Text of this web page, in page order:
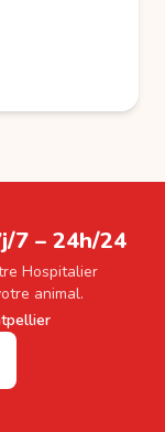
7 – 24h/24
Hospitalier
animal.